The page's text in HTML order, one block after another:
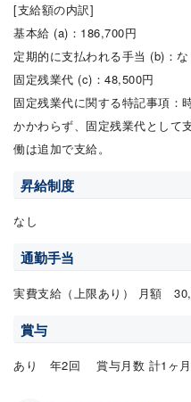
[支給額の内訳]
基本給 (a)：186,700円
定期的に支払われる手当 (b)：な
固定残業代 (c)：48,500円
固定残業代に関する特記事項：
かかわらず、固定残業代として
働は追加で支給。
昇給制度
なし
通勤手当
実費支給（上限あり） 月額
賞与
あり 年2回 賞与月数 計1ヶ月